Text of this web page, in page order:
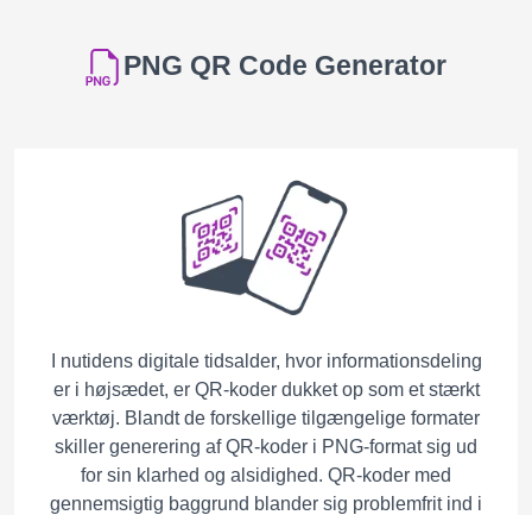
PNG QR Code Generator
I nutidens digitale tidsalder, hvor informationsdeling
er i højsædet, er QR-koder dukket op som et stærkt
værktøj. Blandt de forskellige tilgængelige formater
skiller generering af QR-koder i PNG-format sig ud
for sin klarhed og alsidighed. QR-koder med
gennemsigtig baggrund blander sig problemfrit ind i